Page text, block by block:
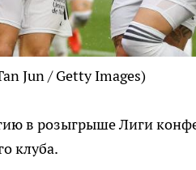
Jun / Getty Images)
в розыгрыше Лиги
клуба.